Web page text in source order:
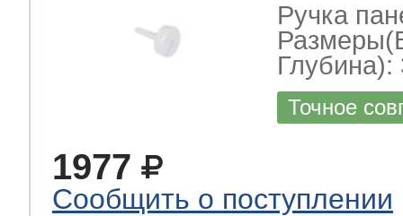
Ручка
Глубина):
Точное
1977
Сообщить о поступлении